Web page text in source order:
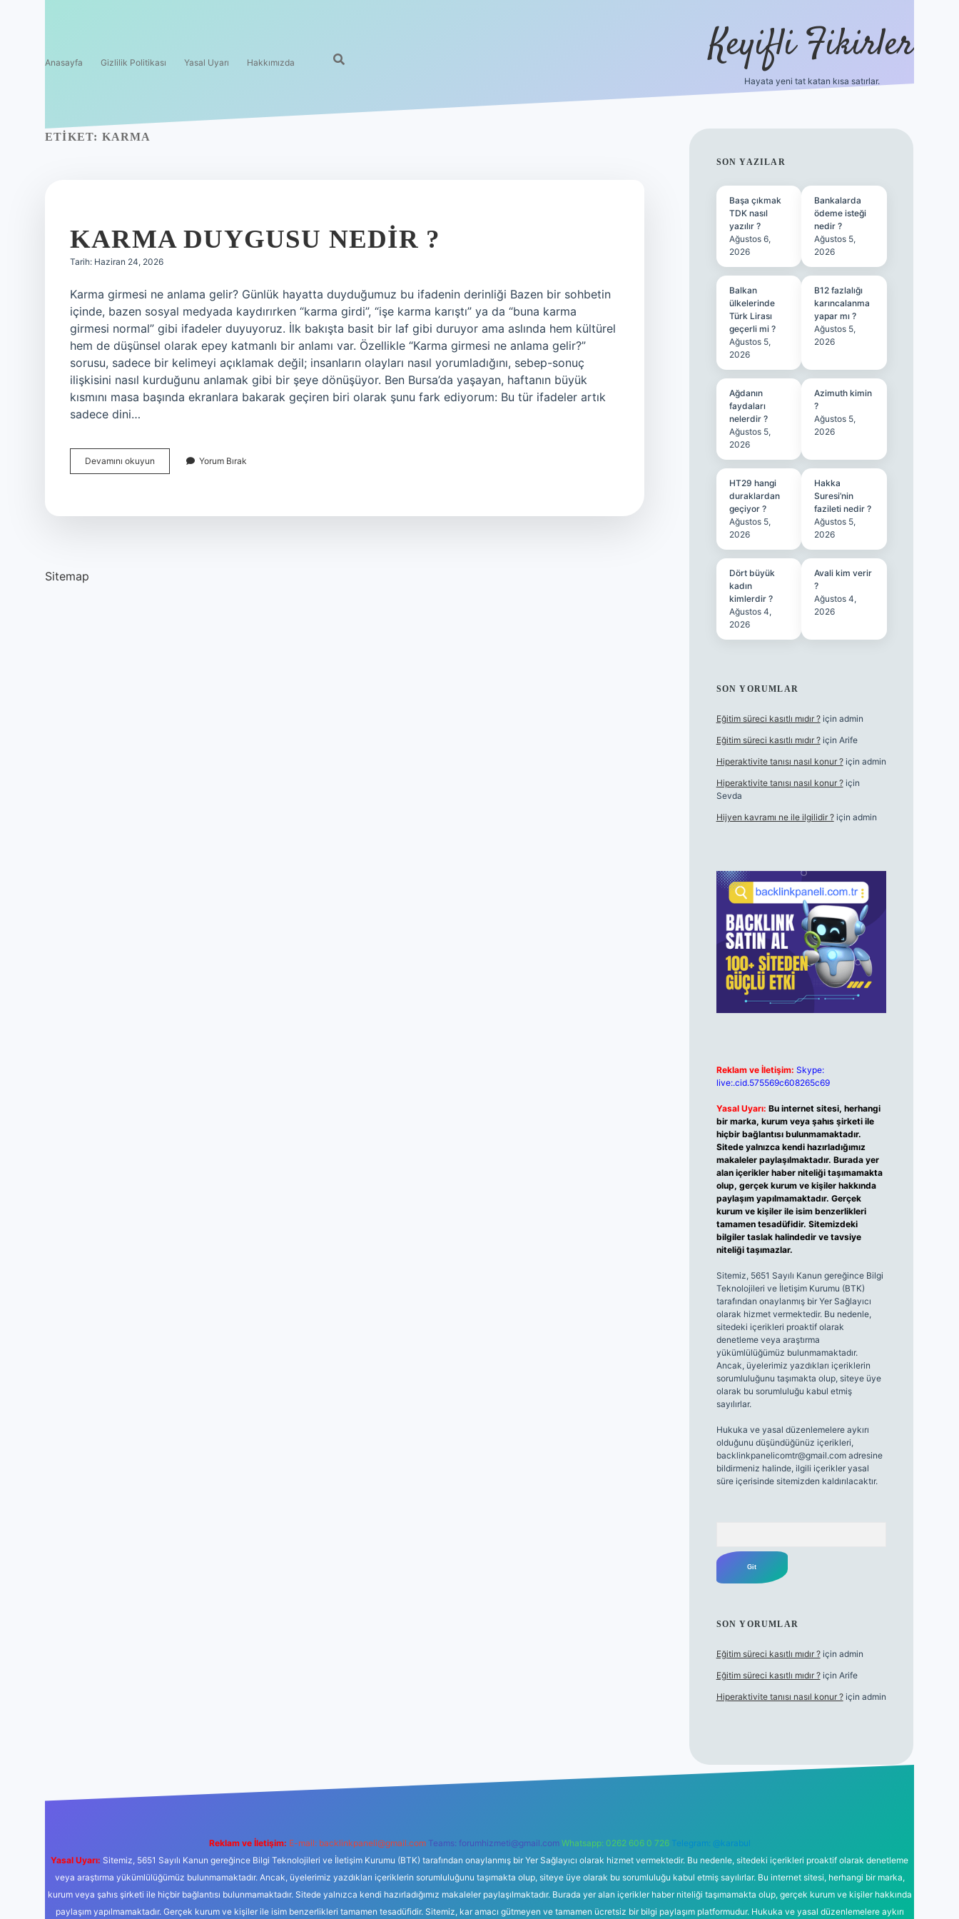
Anasayfa Gizlilik Politikası Yasal Uyarı Hakkımızda Keyifli Fikirler
Hayata yeni tat katan kısa satırlar.
ETIKET: KARMA
KARMA DUYGUSU NEDIR ?
Tarih: Haziran 24, 2026
Karma girmesi ne anlama gelir? Günlük hayatta duyduğumuz bu ifadenin derinliği Bazen bir sohbetin
içinde, bazen sosyal medyada kaydırırken “karma girdi”, “işe karma karıştı” ya da “buna karma
girmesi normal” gibi ifadeler duyuyoruz. İlk bakışta basit bir laf gibi duruyor ama aslında hem kültürel
hem de düşünsel olarak epey katmanlı bir anlamı var. Özellikle “Karma girmesi ne anlama gelir?”
sorusu, sadece bir kelimeyi açıklamak değil; insanların olayları nasıl yorumladığını, sebep-sonuç
ilişkisini nasıl kurduğunu anlamak gibi bir şeye dönüşüyor. Ben Bursa’da yaşayan, haftanın büyük
kısmını masa başında ekranlara bakarak geçiren biri olarak şunu fark ediyorum: Bu tür ifadeler artık
sadece dini…
Devamını okuyun
duygusu
Yorum Bırak
Sitemap
SIDEBAR
SON YAZILAR
Başa çıkmak
TDK nasıl
yazılır ?
Ağustos 6,
2026
Bankalarda
ödeme isteği
nedir ?
Ağustos 5,
2026
Balkan
ülkelerinde
Türk Lirası
geçerli mi ?
Ağustos 5,
2026
B12 fazlalığı
karıncalanma
yapar mı ?
Ağustos 5,
2026
Ağdanın
faydaları
nelerdir ?
Ağustos 5,
2026
Azimuth kimin
?
Ağustos 5,
2026
HT29 hangi
duraklardan
geçiyor ?
Ağustos 5,
2026
Hakka
Suresi’nin
fazileti nedir ?
Ağustos 5,
2026
Dört büyük
kadın
kimlerdir ?
Ağustos 4,
2026
Avali kim verir
?
Ağustos 4,
2026
SON YORUMLAR
Eğitim süreci kasıtlı mıdır ?için admin
Eğitim süreci kasıtlı mıdır ?için Arife
Hiperaktivite tanısı nasıl konur ?için admin
Hiperaktivite tanısı nasıl konur ?için
Sevda
Hijyen kavramı ne ile ilgilidir ?için admin
Reklam ve İletişim: Skype:
live:.cid.575569c608265c69
Yasal Uyarı: Bu internet sitesi, herhangi
bir marka, kurum veya şahıs şirketi ile
hiçbir bağlantısı bulunmamaktadır.
Sitede yalnızca kendi hazırladığımız
makaleler paylaşılmaktadır. Burada yer
alan içerikler haber niteliği taşımamakta
olup, gerçek kurum ve kişiler hakkında
paylaşım yapılmamaktadır. Gerçek
kurum ve kişiler ile isim benzerlikleri
tamamen tesadüfidir. Sitemizdeki
bilgiler taslak halindedir ve tavsiye
niteliği taşımazlar.
Sitemiz, 5651 Sayılı Kanun gereğince Bilgi
Teknolojileri ve İletişim Kurumu (BTK)
tarafından onaylanmış bir Yer Sağlayıcı
olarak hizmet vermektedir. Bu nedenle,
sitedeki içerikleri proaktif olarak
denetleme veya araştırma
yükümlülüğümüz bulunmamaktadır.
Ancak, üyelerimiz yazdıkları içeriklerin
sorumluluğunu taşımakta olup, siteye üye
olarak bu sorumluluğu kabul etmiş
sayılırlar.
Hukuka ve yasal düzenlemelere aykırı
olduğunu düşündüğünüz içerikleri,
backlinkpanelicomtr@gmail.comadresine
bildirmeniz halinde, ilgili içerikler yasal
süre içerisinde sitemizden kaldırılacaktır.
SON YORUMLAR
Eğitim süreci kasıtlı mıdır ?için admin
Eğitim süreci kasıtlı mıdır ?için Arife
Hiperaktivite tanısı nasıl konur ?için admin
vd casino
Reklam ve İletişim: E-mail: backlinkpaneli@gmail.com Teams: forumhizmeti@gmail.com Whatsapp: 0262 606 0 726 Telegram: @karabul
Yasal Uyarı: Sitemiz, 5651 Sayılı Kanun gereğince Bilgi Teknolojileri ve İletişim Kurumu (BTK) tarafından onaylanmış bir Yer Sağlayıcı olarak hizmet vermektedir. Bu nedenle, sitedeki içerikleri proaktif olarak denetleme
veya araştırma yükümlülüğümüz bulunmamaktadır. Ancak, üyelerimiz yazdıkları içeriklerin sorumluluğunu taşımakta olup, siteye üye olarak bu sorumluluğu kabul etmiş sayılırlar. Bu internet sitesi, herhangi bir marka,
kurum veya şahıs şirketi ile hiçbir bağlantısı bulunmamaktadır. Sitede yalnızca kendi hazırladığımız makaleler paylaşılmaktadır. Burada yer alan içerikler haber niteliği taşımamakta olup, gerçek kurum ve kişiler hakkında
paylaşım yapılmamaktadır. Gerçek kurum ve kişiler ile isim benzerlikleri tamamen tesadüfidir. Sitemiz, kar amacı gütmeyen ve tamamen ücretsiz bir bilgi paylaşım platformudur. Hukuka ve yasal düzenlemelere aykırı